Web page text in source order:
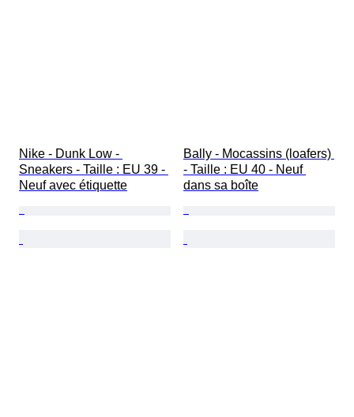
Nike - Dunk Low -
Sneakers - Taille : EU 39 -
Neuf avec étiquette
Bally - Mocassins (loafers)
- Taille : EU 40 - Neuf
dans sa boîte